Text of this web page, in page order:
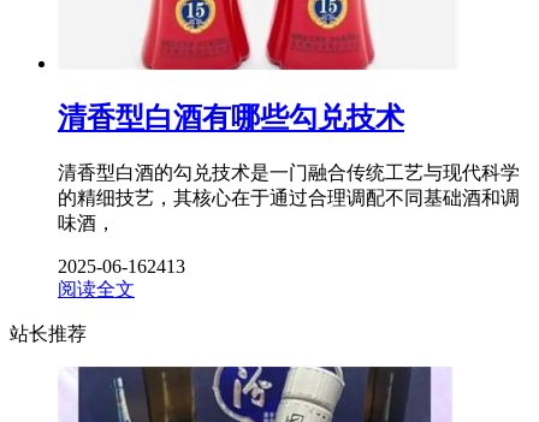
清香型白酒有哪些勾兑技术
清香型白酒的勾兑技术是一门融合传统工艺与现代科学
的精细技艺，其核心在于通过合理调配不同基础酒和调
味酒，
2025-06-162413
阅读全文
站长推荐